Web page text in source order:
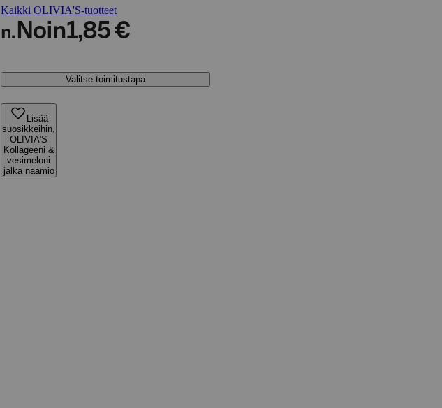
Kaikki OLIVIA'S-tuotteet
n. Noin1,85 €
Valitse toimitustapa
Lisää
suosikkeihin,
OLIVIA'S
Kollageeni &
vesimeloni
jalka naamio